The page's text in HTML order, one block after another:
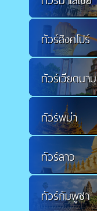
ทัวร์สิงคโปร์
ทัวร์เวียดนาม
ทัวร์พม่า
ทัวร์ลาว
ทัวร์กัมพูชา